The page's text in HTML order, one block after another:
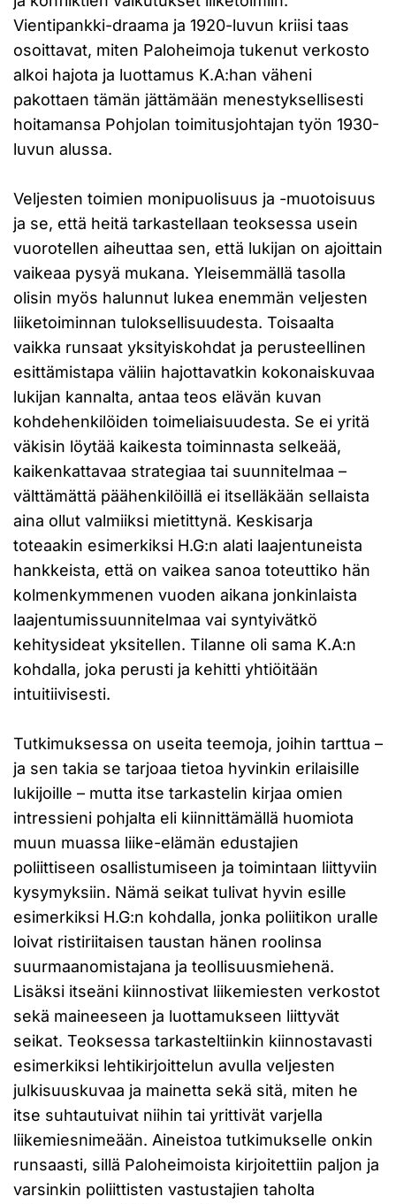
Vientipankki-draama ja 1920-luvun kriisi taas
osoittavat, miten Paloheimoja tukenut verkosto
alkoi hajota ja luottamus K.A:han väheni
pakottaen tämän jättämään menestyksellisesti
hoitamansa Pohjolan toimitusjohtajan työn 1930-
luvun alussa.
Veljesten toimien monipuolisuus ja -muotoisuus
ja se, että heitä tarkastellaan teoksessa usein
vuorotellen aiheuttaa sen, että lukijan on ajoittain
vaikeaa pysyä mukana. Yleisemmällä tasolla
olisin myös halunnut lukea enemmän veljesten
liiketoiminnan tuloksellisuudesta. Toisaalta
vaikka runsaat yksityiskohdat ja perusteellinen
esittämistapa väliin hajottavatkin kokonaiskuvaa
lukijan kannalta, antaa teos elävän kuvan
kohdehenkilöiden toimeliaisuudesta. Se ei yritä
väkisin löytää kaikesta toiminnasta selkeää,
kaikenkattavaa strategiaa tai suunnitelmaa –
välttämättä päähenkilöillä ei itselläkään sellaista
aina ollut valmiiksi mietittynä. Keskisarja
toteaakin esimerkiksi H.G:n alati laajentuneista
hankkeista, että on vaikea sanoa toteuttiko hän
kolmenkymmenen vuoden aikana jonkinlaista
laajentumissuunnitelmaa vai syntyivätkö
kehitysideat yksitellen. Tilanne oli sama K.A:n
kohdalla, joka perusti ja kehitti yhtiöitään
intuitiivisesti.
Tutkimuksessa on useita teemoja, joihin tarttua –
ja sen takia se tarjoaa tietoa hyvinkin erilaisille
lukijoille – mutta itse tarkastelin kirjaa omien
intressieni pohjalta eli kiinnittämällä huomiota
muun muassa liike-elämän edustajien
poliittiseen osallistumiseen ja toimintaan liittyviin
kysymyksiin. Nämä seikat tulivat hyvin esille
esimerkiksi H.G:n kohdalla, jonka poliitikon uralle
loivat ristiriitaisen taustan hänen roolinsa
suurmaanomistajana ja teollisuusmiehenä.
Lisäksi itseäni kiinnostivat liikemiesten verkostot
sekä maineeseen ja luottamukseen liittyvät
seikat. Teoksessa tarkasteltiinkin kiinnostavasti
esimerkiksi lehtikirjoittelun avulla veljesten
julkisuuskuvaa ja mainetta sekä sitä, miten he
itse suhtautuivat niihin tai yrittivät varjella
liikemiesnimeään. Aineistoa tutkimukselle onkin
runsaasti, sillä Paloheimoista kirjoitettiin paljon ja
varsinkin poliittisten vastustajien taholta